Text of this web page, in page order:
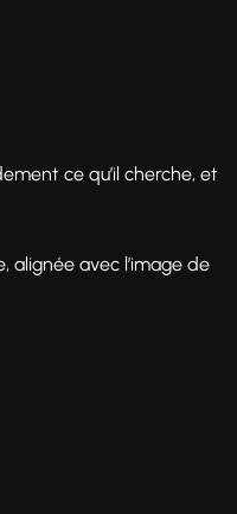
ce qu’il cherche, et
alignée avec l’image de